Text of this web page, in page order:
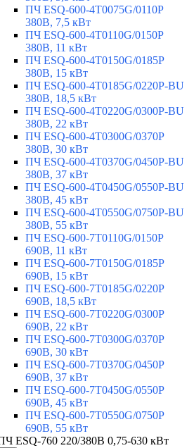
ПЧ ESQ-600-4T0075G/0110P
380В, 7,5 кВт
ПЧ ESQ-600-4T0110G/0150P
380В, 11 кВт
ПЧ ESQ-600-4T0150G/0185P
380В, 15 кВт
ПЧ ESQ-600-4T0185G/0220P-BU
380В, 18,5 кВт
ПЧ ESQ-600-4T0220G/0300P-BU
380В, 22 кВт
ПЧ ESQ-600-4T0300G/0370P
380В, 30 кВт
ПЧ ESQ-600-4T0370G/0450P-BU
380В, 37 кВт
ПЧ ESQ-600-4T0450G/0550P-BU
380В, 45 кВт
ПЧ ESQ-600-4T0550G/0750P-BU
380В, 55 кВт
ПЧ ESQ-600-7T0110G/0150P
690В, 11 кВт
ПЧ ESQ-600-7T0150G/0185P
690В, 15 кВт
ПЧ ESQ-600-7T0185G/0220P
690В, 18,5 кВт
ПЧ ESQ-600-7T0220G/0300P
690В, 22 кВт
ПЧ ESQ-600-7T0300G/0370P
690В, 30 кВт
ПЧ ESQ-600-7T0370G/0450P
690В, 37 кВт
ПЧ ESQ-600-7T0450G/0550P
690В, 45 кВт
ПЧ ESQ-600-7T0550G/0750P
690В, 55 кВт
ESQ-760 220/380В 0,75-630 кВт